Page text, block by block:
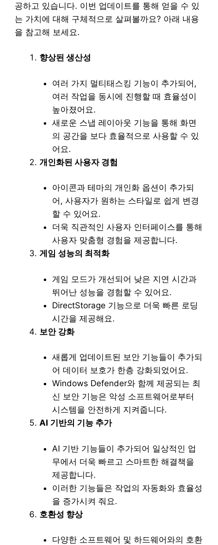
공하고 있습니다. 이번 업데이트를 통해 얻을 수 있
는 가치에 대해 구체적으로 살펴볼까요? 아래 내용
을 참고해 보세요.
향상된 생산성
여러 가지 멀티태스킹 기능이 추가되어,
여러 작업을 동시에 진행할 때 효율성이
높아졌어요.
새로운 스냅 레이아웃 기능을 통해 화면
의 공간을 보다 효율적으로 사용할 수 있
어요.
개인화된 사용자 경험
아이콘과 테마의 개인화 옵션이 추가되
어, 사용자가 원하는 스타일로 쉽게 변경
할 수 있어요.
더욱 직관적인 사용자 인터페이스를 통해
사용자 맞춤형 경험을 제공합니다.
게임 성능의 최적화
게임 모드가 개선되어 낮은 지연 시간과
뛰어난 성능을 경험할 수 있어요.
DirectStorage 기능으로 더욱 빠른 로딩
시간을 제공해요.
보안 강화
새롭게 업데이트된 보안 기능들이 추가되
어 데이터 보호가 한층 강화되었어요.
Windows Defender와 함께 제공되는 최
신 보안 기능은 악성 소프트웨어로부터
시스템을 안전하게 지켜줍니다.
AI 기반의 기능 추가
AI 기반 기능들이 추가되어 일상적인 업
무에서 더욱 빠르고 스마트한 해결책을
제공합니다.
이러한 기능들은 작업의 자동화와 효율성
을 증가시켜 줘요.
호환성 향상
다양한 소프트웨어 및 하드웨어와의 호환